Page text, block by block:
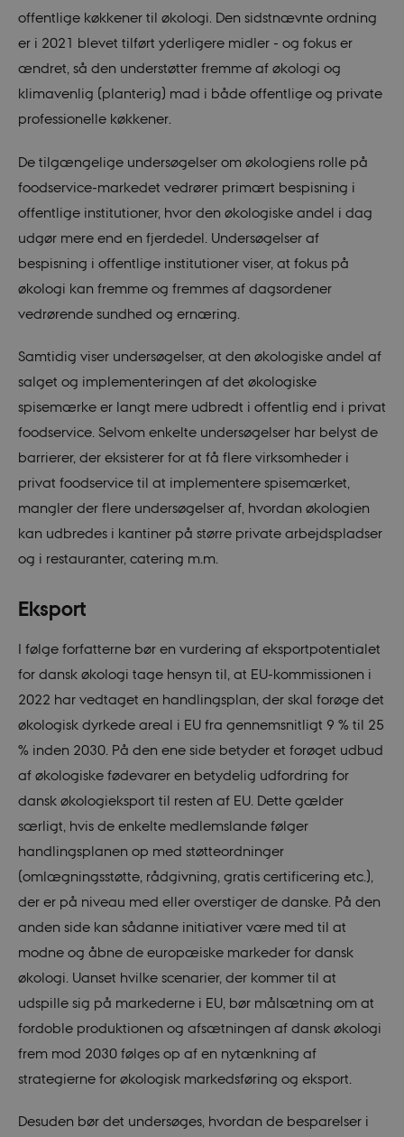
offentlige køkkener til økologi. Den sidstnævnte ordning
er i 2021 blevet tilført yderligere midler - og fokus er
ændret, så den understøtter fremme af økologi og
klimavenlig (planterig) mad i både offentlige og private
professionelle køkkener.
De tilgængelige undersøgelser om økologiens rolle på
foodservice-markedet vedrører primært bespisning i
offentlige institutioner, hvor den økologiske andel i dag
udgør mere end en fjerdedel. Undersøgelser af
bespisning i offentlige institutioner viser, at fokus på
økologi kan fremme og fremmes af dagsordener
vedrørende sundhed og ernæring.
Samtidig viser undersøgelser, at den økologiske andel af
salget og implementeringen af det økologiske
spisemærke er langt mere udbredt i offentlig end i privat
foodservice. Selvom enkelte undersøgelser har belyst de
barrierer, der eksisterer for at få flere virksomheder i
privat foodservice til at implementere spisemærket,
mangler der flere undersøgelser af, hvordan økologien
kan udbredes i kantiner på større private arbejdspladser
og i restauranter, catering m.m.
Eksport
I følge forfatterne bør en vurdering af eksportpotentialet
for dansk økologi tage hensyn til, at EU-kommissionen i
2022 har vedtaget en handlingsplan, der skal forøge det
økologisk dyrkede areal i EU fra gennemsnitligt 9 % til 25
% inden 2030. På den ene side betyder et forøget udbud
af økologiske fødevarer en betydelig udfordring for
dansk økologieksport til resten af EU. Dette gælder
særligt, hvis de enkelte medlemslande følger
handlingsplanen op med støtteordninger
(omlægningsstøtte, rådgivning, gratis certificering etc.),
der er på niveau med eller overstiger de danske. På den
anden side kan sådanne initiativer være med til at
modne og åbne de europæiske markeder for dansk
økologi. Uanset hvilke scenarier, der kommer til at
udspille sig på markederne i EU, bør målsætning om at
fordoble produktionen og afsætningen af dansk økologi
frem mod 2030 følges op af en nytænkning af
strategierne for økologisk markedsføring og eksport.
Desuden bør det undersøges, hvordan de besparelser i